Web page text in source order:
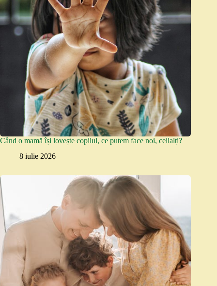
Când o mamă își lovește copilul, ce putem face noi, ceilalți?
8 iulie 2026